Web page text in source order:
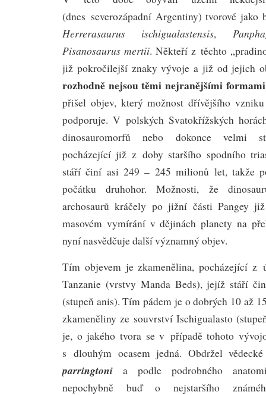
(dnes severozápadní Argentiny) tvorové jako
Herrerasaurus ischigualastensis,
Pisanosaurus mertii. Někteří z těchto
již pokročilejší znaky vývoje a již od jejich
rozhodně nejsou těmi nejranějšími
přišel objev, který možnost dřívějšího
podporuje. V polských Svatokřížských
dinosauromorfů nebo dokonce velmi
pocházející již z doby staršího spodního
stáří činí asi 249 – 245 milionů let, takže
počátku druhohor. Možnosti, že
archosaurů kráčely po jižní části Pangey
masovém vymírání v dějinách planety na
nyní nasvědčuje další významný objev.
Tím objevem je zkamenělina, pocházející z
Tanzanie (vrstvy Manda Beds), jejíž stáří
(stupeň anis). Tím pádem je o dobrých 10 až
zkameněliny ze souvrství Ischigualasto
je, o jakého tvora se v případě tohoto
s dlouhým ocasem jedná. Obdržel
parringtoni a podle podrobného
nepochybně buď o nejstaršího